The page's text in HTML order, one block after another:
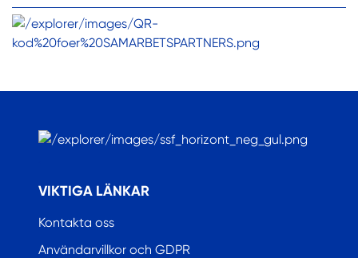
VIKTIGA LÄNKAR
Kontakta oss
Användarvillkor och GDPR